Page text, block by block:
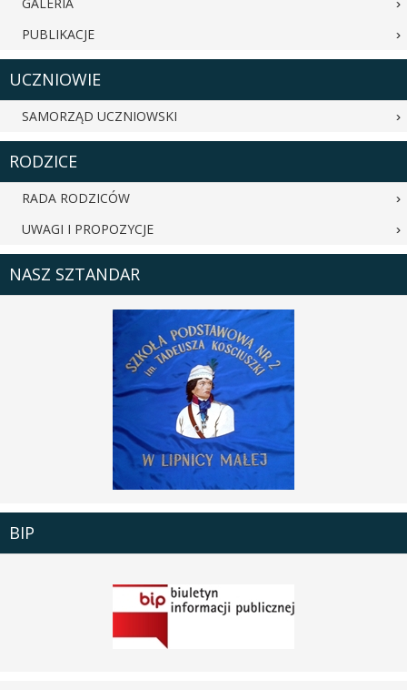
PUBLIKACJE
UCZNIOWIE
SAMORZĄD UCZNIOWSKI
RODZICE
RADA RODZICÓW
UWAGI I PROPOZYCJE
NASZ SZTANDAR
BIP